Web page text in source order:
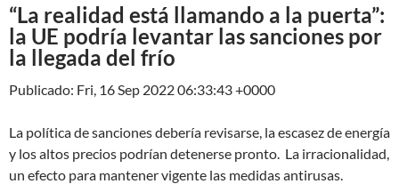
“La realidad está llamando a la puerta”:
la UE podría levantar las sanciones por
la llegada del frío
Publicado: Fri, 16 Sep 2022 06:33:43 +0000
La política de sanciones debería revisarse, la escasez de energía
y los altos precios podrían detenerse pronto. La irracionalidad,
un efecto para mantener vigente las medidas antirusas.